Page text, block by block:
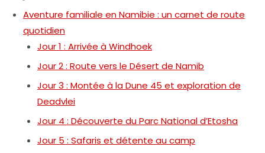
Aventure familiale en Namibie : un carnet de route
quotidien
Jour 1 : Arrivée à Windhoek
Jour 2 : Route vers le Désert de Namib
Jour 3 : Montée à la Dune 45 et exploration de
Deadvlei
Jour 4 : Découverte du Parc National d’Etosha
Jour 5 : Safaris et détente au camp